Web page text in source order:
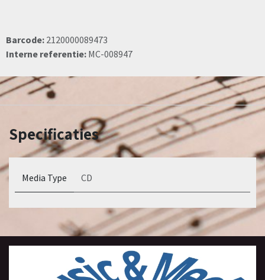
Barcode: 2120000089473
Interne referentie: MC-008947
Specificaties
Media Type CD